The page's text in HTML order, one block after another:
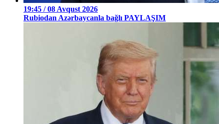
19:45 / 08 Avqust 2026
Rubiodan Azərbaycanla bağlı PAYLAŞIM